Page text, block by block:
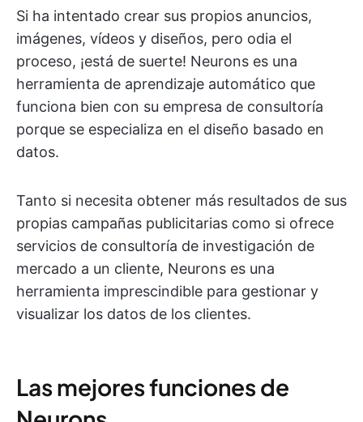
Si ha intentado crear sus propios anuncios,
imágenes, vídeos y diseños, pero odia el
proceso, ¡está de suerte! Neurons es una
herramienta de aprendizaje automático que
funciona bien con su empresa de consultoría
porque se especializa en el diseño basado en
datos.
Tanto si necesita obtener más resultados de sus
propias campañas publicitarias como si ofrece
servicios de consultoría de investigación de
mercado a un cliente, Neurons es una
herramienta imprescindible para gestionar y
visualizar los datos de los clientes.
Las mejores funciones de